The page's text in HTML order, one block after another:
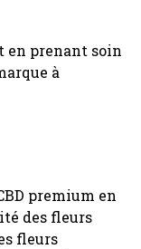
en prenant soin
à
premium en
des fleurs
fleurs